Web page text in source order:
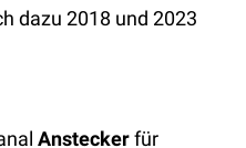
dazu 2018 und 2023
Ansteckerfür